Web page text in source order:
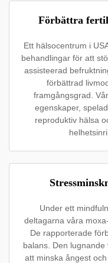
Förbättra
Ett hälsocentrum i
behandlingar för att
assisteerad
förbättrad
framgångsgrad.
egenskaper,
reproduktiv hälsa
Under ett
deltagarna våra
De rapporterade
balans. Den
att minska ångest